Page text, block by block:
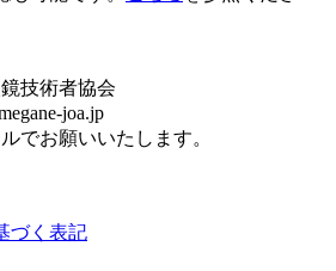
技術者協会
joa.jp
でお願いいたします。
づく表記